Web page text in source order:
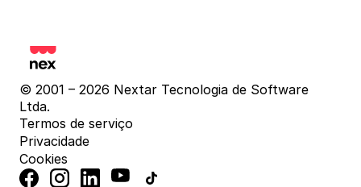
© 2001 – 2026 Nextar Tecnologia de Software
Ltda.
Termos de serviço
Privacidade
Cookies